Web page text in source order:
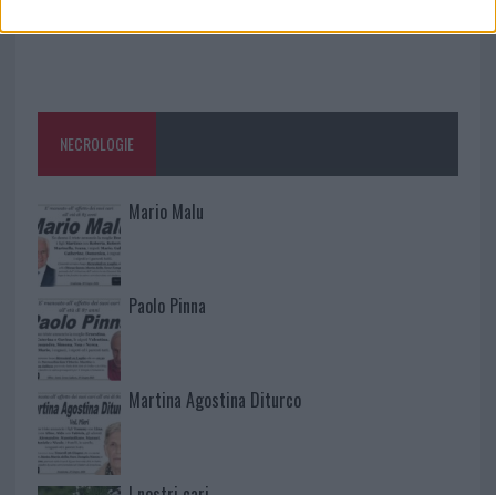
NECROLOGIE
Mario Malu
Paolo Pinna
Martina Agostina Diturco